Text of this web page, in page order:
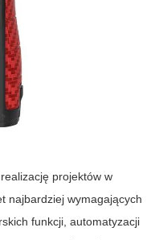
projektów w
najbardziej wymagających
funkcji, automatyzacji